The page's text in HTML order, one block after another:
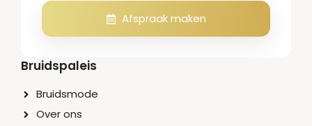
Afspraak maken
Bruidspaleis
Bruidsmode
Over ons